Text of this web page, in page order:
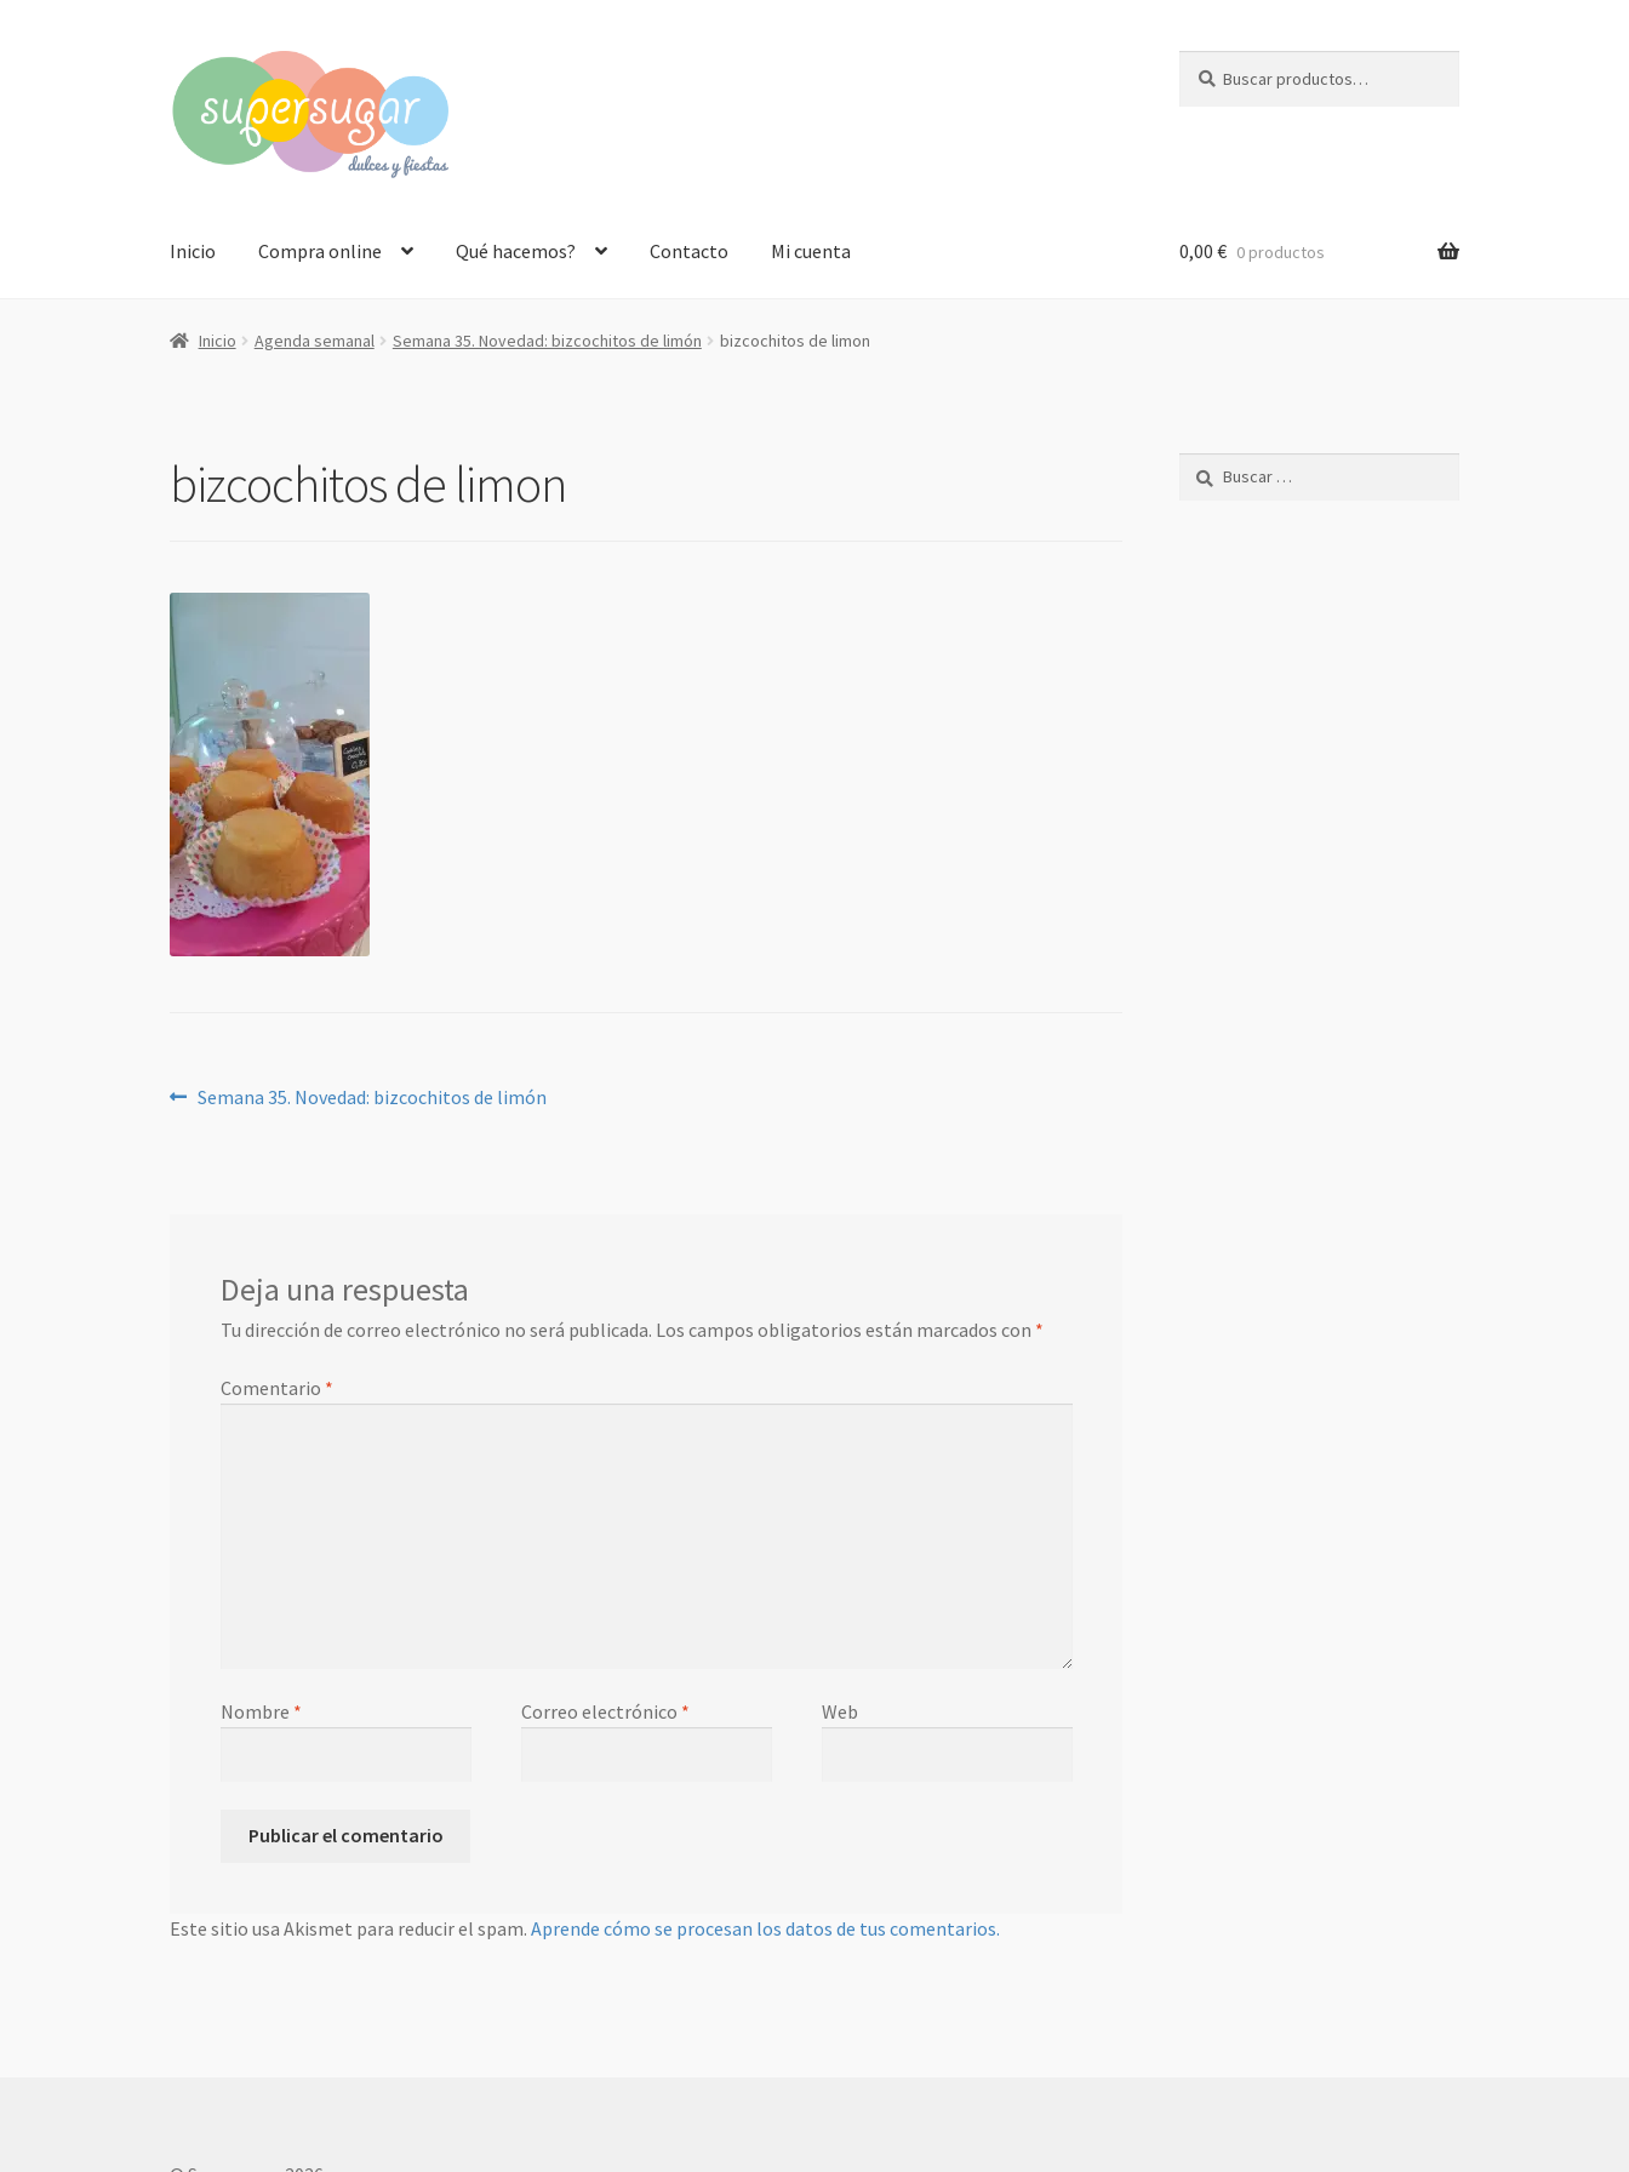
a
la
navegación
al
contenido
por:
Inicio Compra online Qué hacemos? Contacto Mi cuenta 0,00 € 0 productos
Inicio Agenda semanal Semana 35. Novedad: bizcochitos de limón bizcochitos de limon
bizcochitos de limon
Navegación
Anterior:
Semana 35. Novedad: bizcochitos de limón
Deja una respuesta
Tu dirección de correo electrónico no será publicada. Los campos obligatorios están marcados con *
Comentario *
Nombre * Correo electrónico * Web
Este sitio usa Akismet para reducir el spam.Aprende cómo se procesan los datos de tus comentarios.
Buscar: